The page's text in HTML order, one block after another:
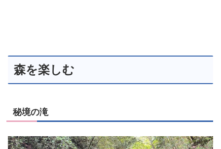
森を楽しむ
秘境の滝